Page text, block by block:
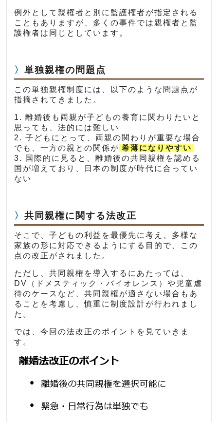
例外として親権者と別に監護権者が指定される
こともありますが、多くの事件では親権者と監
護権者は同じとしています。
単独親権の問題点
この単独親権制度には、以下のような問題点が
指摘されてきました。
1. 離婚後も両親が子どもの養育に関わりたいと
思っても、法的には難しい
2. 子どもにとって、両親の関わりが重要な場合
でも、一方の親との関係が 希薄になりやすい
3. 国際的に見ると、離婚後の共同親権を認める
国が増えており、日本の制度が時代に合ってい
ない
共同親権に関する法改正
そこで、子どもの利益を最優先に考え、多様な
家族の形に対応できるようにする目的で、この
点の改正がされました。
ただし、共同親権を導入するにあたっては、
DV（ドメスティック・バイオレンス）や児童虐
待のケースなど、共同親権が適さない場合もあ
ることを考慮し、慎重に制度設計が行われまし
た。
では、今回の法改正のポイントを見ていきま
す。